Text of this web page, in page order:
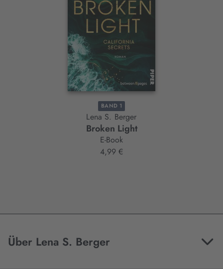
BAND 1
Lena S. Berger
Broken Light
E-Book
4,99 €
Über Lena S. Berger